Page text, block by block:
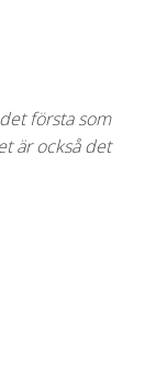
första som
är också det